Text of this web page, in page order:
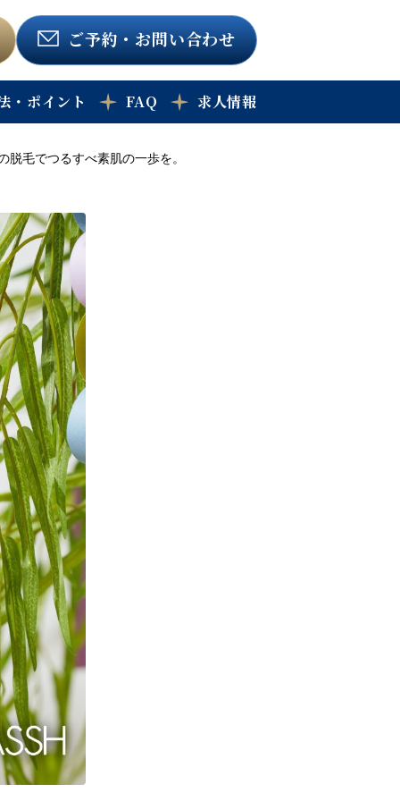
ご予約・お問い合わせ
・ポイント FAQ 求人情報
脱毛でつるすべ素肌の一歩を。